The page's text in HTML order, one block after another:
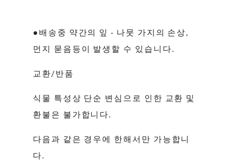
●배송중 약간의 잎 · 나뭇 가지의 손상,
먼지 묻음등이 발생할 수 있습니다.
교환/반품
식물 특성상 단순 변심으로 인한 교환 및
환불은 불가합니다.
다음과 같은 경우에 한해서만 가능합니
다.